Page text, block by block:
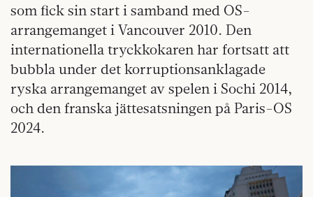
som fick sin start i samband med OS-
arrangemanget i Vancouver 2010. Den
internationella tryckkokaren har fortsatt att
bubbla under det korruptionsanklagade
ryska arrangemanget av spelen i Sochi 2014,
och den franska jättesatsningen på Paris-OS
2024.